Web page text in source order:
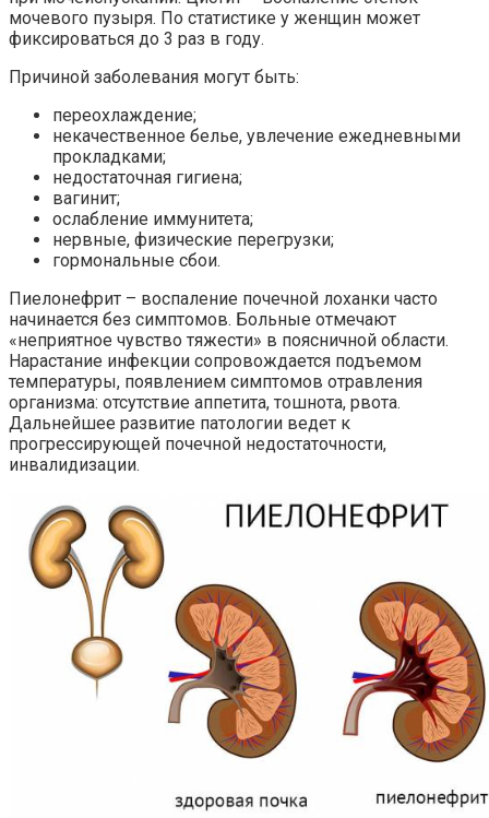
мочевого пузыря. По статистике у женщин может
фиксироваться до 3 раз в году.
Причиной заболевания могут быть:
переохлаждение;
некачественное белье, увлечение ежедневными
прокладками;
недостаточная гигиена;
вагинит;
ослабление иммунитета;
нервные, физические перегрузки;
гормональные сбои.
Пиелонефрит – воспаление почечной лоханки часто
начинается без симптомов. Больные отмечают
«неприятное чувство тяжести» в поясничной области.
Нарастание инфекции сопровождается подъемом
температуры, появлением симптомов отравления
организма: отсутствие аппетита, тошнота, рвота.
Дальнейшее развитие патологии ведет к
прогрессирующей почечной недостаточности,
инвалидизации.